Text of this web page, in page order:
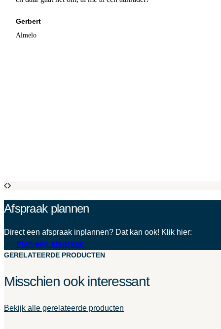
Gerbert
Almelo
Afspraak plannen
Direct een afspraak inplannen? Dat kan ook! Klik hier:
Plan een afspraak
GERELATEERDE PRODUCTEN
Misschien ook interessant
Bekijk alle gerelateerde producten